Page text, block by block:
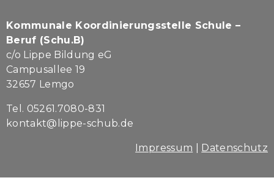
Kommunale Koordinierungsstelle Schule –
Beruf (Schu.B)
c/o Lippe Bildung eG
Campusallee 19
32657 Lemgo
Tel. 05261.7080-831
kontakt@lippe-schub.de
Impressum Datenschutz